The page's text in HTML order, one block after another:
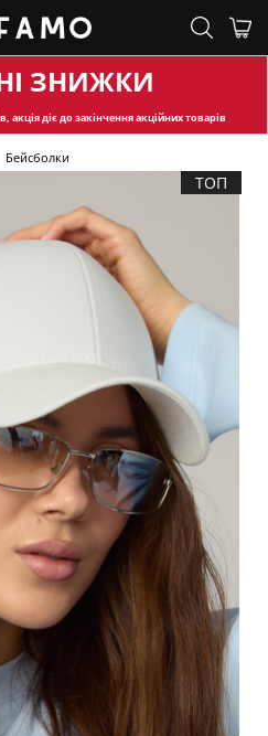
ЗНИЖКИ
акція діє до закінчення акційних товарів
Бейсболки
ТОП